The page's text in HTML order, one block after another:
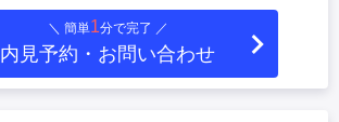
＼ 簡単1分で完了 ／
内見予約・お問い合わせ